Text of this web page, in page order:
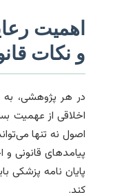
اهمیت
و نکات
در هر پژوهشی، به
اخلاقی از عهمیت
اصول نه تنها
پیامدهای قانونی
پایان نامه پزشکی